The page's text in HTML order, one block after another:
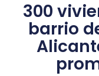
300
barrio